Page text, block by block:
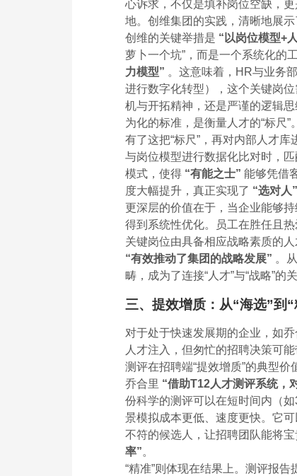
心诉求，不仅是填补岗位空缺，
地。创维集团的实践，清晰地展
创维的关键举措是 “以岗位模型+
萝卜一个坑”，而是一个系统化的
力模型” 。这意味着，HR与业务
进行数字化转型），这个关键岗
机与开拓精神，还是严谨的逻辑
为化的标准，是衡量人才的“标尺”。
有了这把“标尺”，再对内部人才库
与岗位模型进行数据化比对时，
模式，使得 “有能之士” 能够凭借
度大幅提升，真正实现了 “选对人”
更深层的价值在于，当企业能够持
得到系统性优化。员工在胜任且
关键岗位由具备相应战略素质的
“有效推动了集团的战略发展” 。
畴，成为了连接“人才”与“战略”的
三、提效增质：从“海选”到
对于处于快速发展期的企业，如乔
人才注入，但匆忙的招聘决策可
测评在招聘端“提效增质”的典型价
乔合里 “借助T12人才测评系统，
份科学的测评可以在短时间内（
景模拟成本更低、速度更快。它
不符的候选人，让招聘团队能将
率”。
“精准”则体现在结果上。测评报